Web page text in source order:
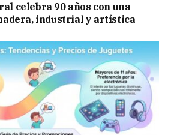
celebra 90 años con una
industrial y artística